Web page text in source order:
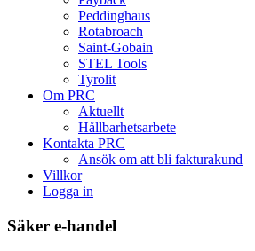
Peddinghaus
Rotabroach
Saint-Gobain
STEL Tools
Tyrolit
Om PRC
Aktuellt
Hållbarhetsarbete
Kontakta PRC
Ansök om att bli fakturakund
Villkor
Logga in
Säker e-handel